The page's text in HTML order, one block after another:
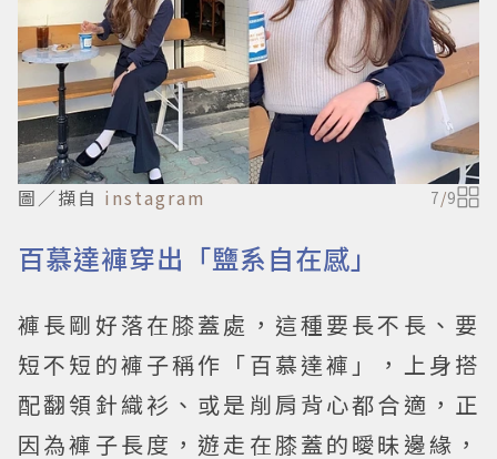
圖／擷自 instagram 7/9
百慕達褲穿出「鹽系自在感」
褲長剛好落在膝蓋處，這種要長不長、要
短不短的褲子稱作「百慕達褲」，上身搭
配翻領針織衫、或是削肩背心都合適，正
因為褲子長度，遊走在膝蓋的曖昧邊緣，